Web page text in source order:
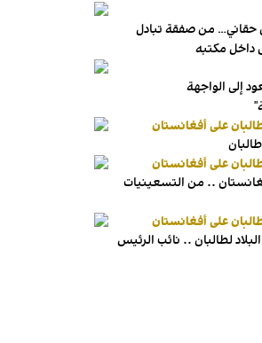
حقاني… من صفقة تبادل
داخل مكتبه
تعود إلى الواجهة
على أفغانستان
على أفغانستان
.. من التسعينيات
على أفغانستان
لطالبان .. نائب الرئيس